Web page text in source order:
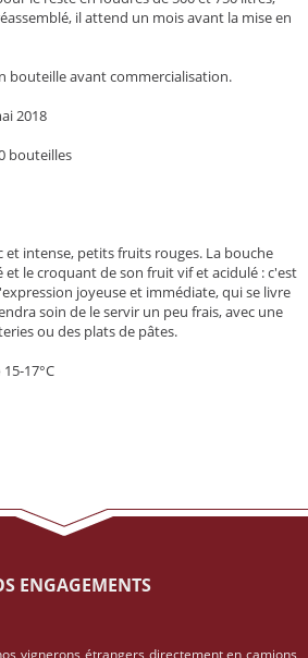
il attend un mois avant la mise en
bouteille avant commercialisation.
2018
bouteilles
et intense, petits fruits rouges. La bouche
et le croquant de son fruit vif et acidulé : c'est
joyeuse et immédiate, qui se livre
soin de le servir un peu frais, avec une
ou des plats de pâtes.
15-17°C
ENGAGEMENTS